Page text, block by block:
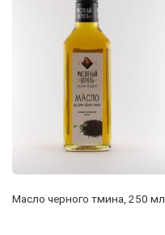
Масло черного тмина, 250 мл